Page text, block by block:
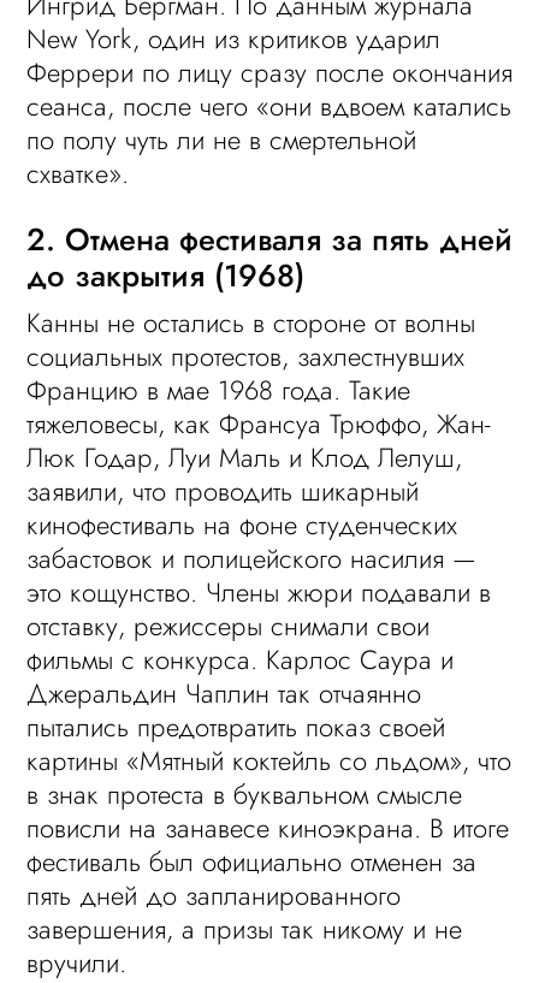
New York, один из критиков ударил
Феррери по лицу сразу после окончания
сеанса, после чего «они вдвоем катались
по полу чуть ли не в смертельной
схватке».
2. Отмена фестиваля за пять дней
до закрытия (1968)
Канны не остались в стороне от волны
социальных протестов, захлестнувших
Францию в мае 1968 года. Такие
тяжеловесы, как Франсуа Трюффо, Жан-
Люк Годар, Луи Маль и Клод Лелуш,
заявили, что проводить шикарный
кинофестиваль на фоне студенческих
забастовок и полицейского насилия —
это кощунство. Члены жюри подавали в
отставку, режиссеры снимали свои
фильмы с конкурса. Карлос Саура и
Джеральдин Чаплин так отчаянно
пытались предотвратить показ своей
картины «Мятный коктейль со льдом», что
в знак протеста в буквальном смысле
повисли на занавесе киноэкрана. В итоге
фестиваль был официально отменен за
пять дней до запланированного
завершения, а призы так никому и не
вручили.